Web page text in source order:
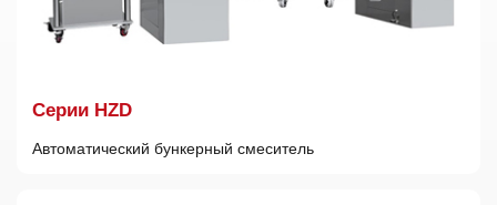
Cерии HZD
Автоматический бункерный смеситель